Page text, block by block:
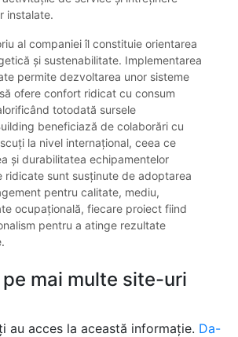
instalate.
al companiei îl constituie orientarea
și sustenabilitate. Implementarea
permite dezvoltarea unor sisteme
ofere confort ridicat cu consum
totodată sursele
beneficiază de colaborări cu
la nivel internațional, ceea ce
și durabilitatea echipamentelor
ridicate sunt susținute de adoptarea
pentru calitate, mediu,
ocupațională, fiecare proiect fiind
pentru a atinge rezultate
mai multe site-uri
au acces la această informație. Da-